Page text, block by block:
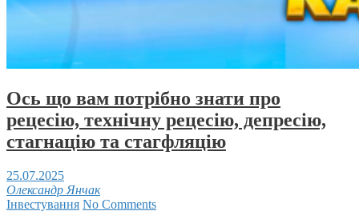
Ось що вам потрібно знати про
рецесію, технічну рецесію, депресію,
стагнацію та стагфляцію
25.07.2025
Олександр Янчак
Інвестування No Comments